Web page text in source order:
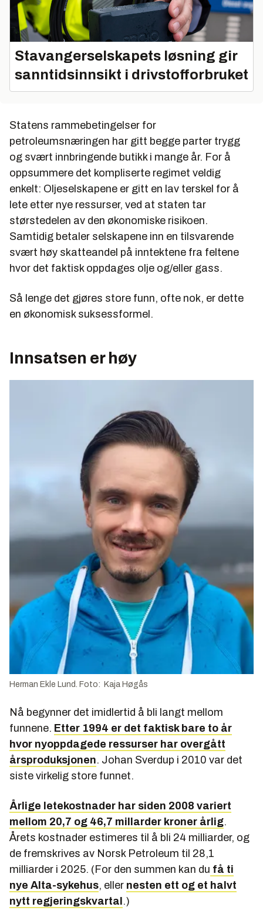
Stavangerselskapets løsning gir
sanntidsinnsikt i drivstofforbruket
Statens rammebetingelser for
petroleumsnæringen har gitt begge parter trygg
og svært innbringende butikk i mange år. For å
oppsummere det kompliserte regimet veldig
enkelt: Oljeselskapene er gitt en lav terskel for å
lete etter nye ressurser, ved at staten tar
størstedelen av den økonomiske risikoen.
Samtidig betaler selskapene inn en tilsvarende
svært høy skatteandel på inntektene fra feltene
hvor det faktisk oppdages olje og/eller gass.
Så lenge det gjøres store funn, ofte nok, er dette
en økonomisk suksessformel.
Innsatsen er høy
Herman Ekle Lund. Foto: Kaja Høgås
Nå begynner det imidlertid å bli langt mellom
funnene. Etter 1994 er det faktisk bare to år
hvor nyoppdagede ressurser har overgått
årsproduksjonen. Johan Sverdup i 2010 var det
siste virkelig store funnet.
Årlige letekostnader har siden 2008 variert
mellom 20,7 og 46,7 millarder kroner årlig.
Årets kostnader estimeres til å bli 24 milliarder, og
de fremskrives av Norsk Petroleum til 28,1
milliarder i 2025. (For den summen kan du få ti
nye Alta-sykehus, eller nesten ett og et halvt
nytt regjeringskvartal .)